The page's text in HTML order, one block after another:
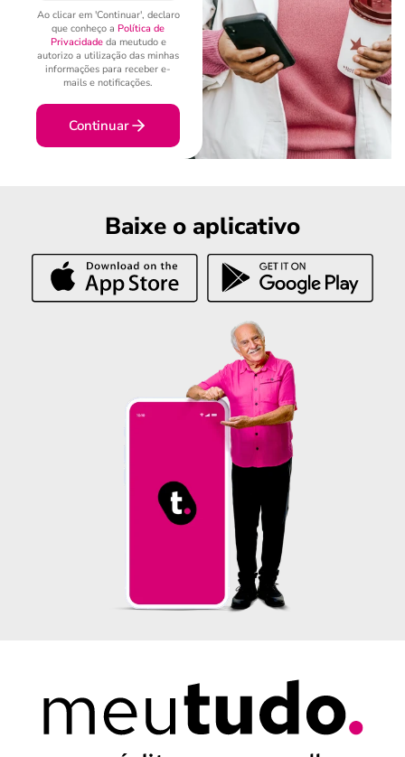
Ao clicar em 'Continuar', declaro
que conheço a Política de
Privacidadeda meutudo e
autorizo a utilização das minhas
informações para receber e-
mails e notificações.
Continuar
Baixe o aplicativo